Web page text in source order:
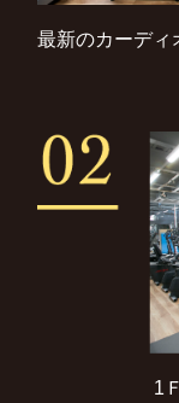
最新のカーディ
1